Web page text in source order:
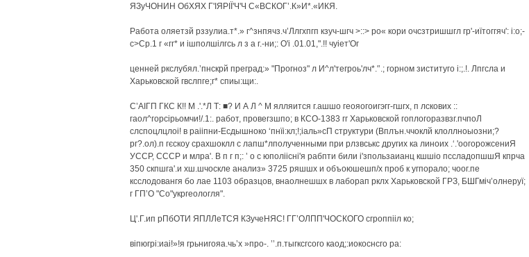
ЯЗуЧОНИН ОбХЯХ Г'ІЯРІЇ'Ч'Ч С«ВСКОГ’.К»И*.«ИКЯ.
Работа оляетзй рззулиа.т*.» г^знпячз.ч’Ллгхпгп кзуч-шгч >::> ро« кори очсзтришшгл гр'-иїтоггяч': і:о;-
с>Ср.1 г «гг* и ішполшілгсь л з а г.-ни;: О'і .01.01,".!! чуіет'Ог
ценней ркслубял.’пнскрй преград:» "Прогноз" л И^л'тегроь'лч*.'’.; горном зиституго і:;.!. Лпгсла и
Харьковской гвслпге;г* спиы:щи:.
С’АІГП ГКС К!! М .'.*Л Т: ■? И А Л ^ М ялляится г.ашшо геояогоигэгг-гшгх, п лскових ::
гаол^горсірьомчи!/.1:. работ, провегзшпо; в КСО-1383 гг Харьковской гоплогоразвзг.пчпоЛ
слспоцлцлоі! в раііпни-Есдышноко ‘пнїі:кл;!;іаль»сП структури (Вплън.ччоклй клоллноыозни;?
рг?.ол).п гєскоу срахшоклл с лапш*лполученными при рлзвськс других ка линоих .‘.'оогорожсениЯ
УССР, СССР и млра'. В п г п;: ’ о с юполіісні'я рабпти били і'зпользаианц кшшіо пссладопшшЯ кпрча
350 скпшга'.и хш.шчоскле анализ» 3725 ряшшх и объоюшешп/х проб к угпорало; чоог.пе
ксслодовангя бо лае 1103 образцов, внаолнешшх в лаборап рклх Харьковской ГРЗ, БШГміч’олнеруї;
г ГП’О "Со"укргеологля".
Ц'.Г.ип рПбОТИ ЯПЛЛеТСЯ КЗучеНЯС! ГГ’ОЛПП'ЧОСКОГО сгроппііл ко;
віпюгрі:иаі!»!я грьнигояа.чь’х »про-. ’’.п.тыгксгсого каод;:иокоснсго ра: